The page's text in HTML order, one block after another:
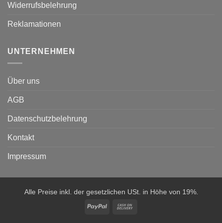
Widerrufsbelehrung
Reklamationen
UNTERNEHMEN
Über uns
AGB
Datenschutzbelehrung
Kontakt
Impressum
Alle Preise inkl. der gesetzlichen USt. in Höhe von 19%.
PayPal